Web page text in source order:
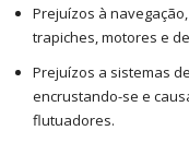
Prejuízos à
trapiches, motores e
Prejuízos a sistemas
encrustando-se e
flutuadores.